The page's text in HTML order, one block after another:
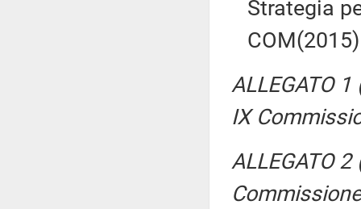
Strategia
ALLEGATO
IX
ALLEGATO